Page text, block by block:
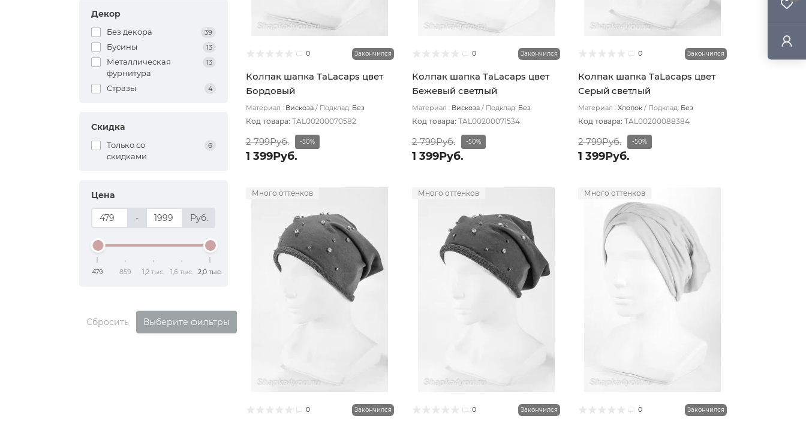
Декор
Без декора 39
Бусины 13
Металлическая
фурнитура
13
Стразы 4
Скидка
Только со
cкидками
6
Цена
- Руб.
479 859 1,2 тыс. 1,6 тыс. 2,0 тыс.
Сбросить Выберите фильтры
0 Закончился
Колпак шапка TaLacaps цвет
Бордовый
Материал : Вискоза Подклад: Без
Код товара: TAL00200070582
2 799Руб. -50%
1 399Руб.
0 Закончился
Колпак шапка TaLacaps цвет
Бежевый светлый
Материал : Вискоза Подклад: Без
Код товара: TAL00200071534
2 799Руб. -50%
1 399Руб.
0 Закончился
Колпак шапка TaLacaps цвет
Серый светлый
Материал : Хлопок Подклад: Без
Код товара:TAL00200088384
2 799Руб. -50%
1 399Руб.
Много оттенков
0 Закончился
Много оттенков
0 Закончился
Много оттенков
0 Закончился